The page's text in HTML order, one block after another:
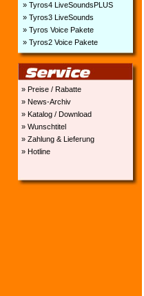
» Tyros4 LiveSoundsPLUS
» Tyros3 LiveSounds
» Tyros Voice Pakete
» Tyros2 Voice Pakete
» Preise / Rabatte
» News-Archiv
» Katalog / Download
» Wunschtitel
» Zahlung & Lieferung
» Hotline